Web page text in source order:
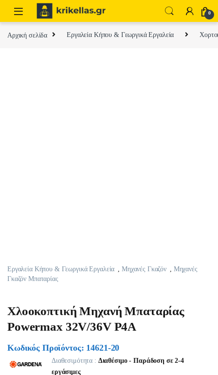
Skip to navigation
Skip to content
0
Αρχική σελίδα Εργαλεία Κήπου & Γεωργικά Εργαλεία
Εργαλεία Κήπου & Γεωργικά Εργαλεία Μηχανές Γκαζόν
Μηχανές
Γκαζόν Μπαταρίας
Χλοοκοπτική Μηχανή Μπαταρίας
Powermax 32V/36V P4A
Κωδικός Προϊόντος: 14621-20
Διαθεσιμότητα : Διαθέσιμο - Παράδοση σε 2-4
εργάσιμες